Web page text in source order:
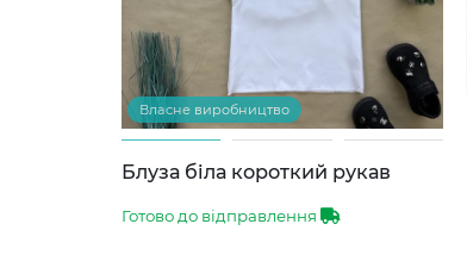
Власне виробництво
Блуза біла короткий рукав
Готово до відправлення